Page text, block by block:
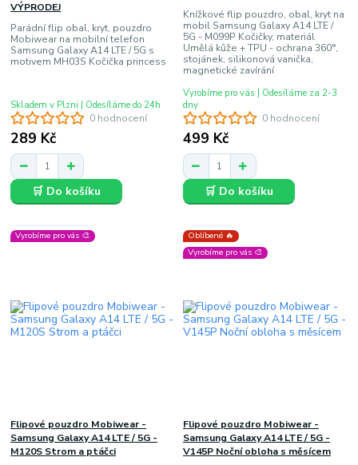
0 hodnocení
VÝPRODEJ
Parádní flip obal, kryt, pouzdro
Mobiwear na mobilní telefon
Samsung Galaxy A14 LTE / 5G s
motivem MH03S Kočička princess
289 Kč
Skladem v Plzni | Odesíláme do 24h
🛒 Do košíku
0 hodnocení
Knížkové flip pouzdro, obal, kryt na
mobil Samsung Galaxy A14 LTE /
5G - M099P Kočičky, materiál
Umělá kůže + TPU - ochrana 360°,
stojánek, silikonová vanička,
magnetické zavírání
499 Kč
Vyrobíme pro vás | Odesíláme za 2-3
dny
🛒 Do košíku
Vyrobíme pro vás 🎨
Flipové pouzdro Mobiwear -
Samsung Galaxy A14 LTE / 5G -
M120S Strom a ptáčci
Oblíbené 🔥
Vyrobíme pro vás 🎨
Flipové pouzdro Mobiwear -
Samsung Galaxy A14 LTE / 5G -
V145P Noční obloha s měsícem